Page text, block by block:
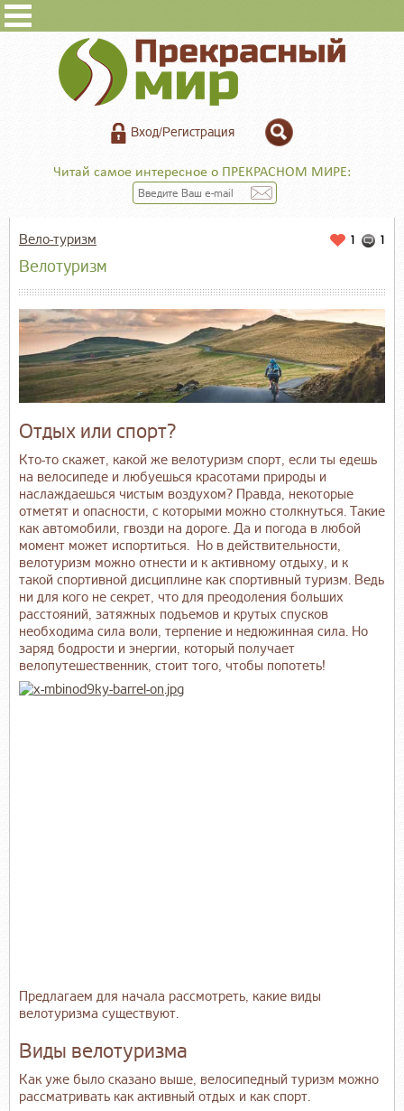
Вход/Регистрация
Читай самое интересное о ПРЕКРАСНОМ МИРЕ:
1
1
Вело-туризм
Велотуризм
Отдых или спорт?
Кто-то скажет, какой же велотуризм спорт, если ты едешь
на велосипеде и любуешься красотами природы и
наслаждаешься чистым воздухом? Правда, некоторые
отметят и опасности, с которыми можно столкнуться. Такие
как автомобили, гвозди на дороге. Да и погода в любой
момент может испортиться. Но в действительности,
велотуризм можно отнести и к активному отдыху, и к
такой спортивной дисциплине как спортивный туризм. Ведь
ни для кого не секрет, что для преодоления больших
расстояний, затяжных подъемов и крутых спусков
необходима сила воли, терпение и недюжинная сила. Но
заряд бодрости и энергии, который получает
велопутешественник, стоит того, чтобы попотеть!
Предлагаем для начала рассмотреть, какие виды
велотуризма существуют.
Виды велотуризма
Как уже было сказано выше, велосипедный туризм можно
рассматривать как активный отдых и как спорт.